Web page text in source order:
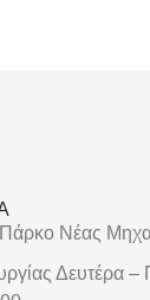
Πάρκο Νέας
Δευτέρα